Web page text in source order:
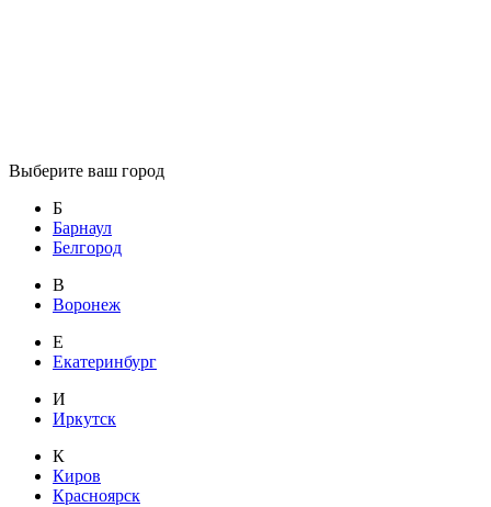
Выберите ваш город
Б
Барнаул
Белгород
В
Воронеж
Е
Екатеринбург
И
Иркутск
К
Киров
Красноярск